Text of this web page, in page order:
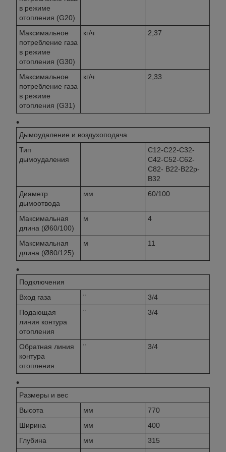
в режиме
отопления (G20)
Максимальное
потребление газа
в режиме
отопления (G30)
кг/ч 2,37
Максимальное
потребление газа
в режиме
отопления (G31)
кг/ч 2,33
Дымоудаление и воздухоподача
Тип
дымоудаления
C12-C22-C32-
C42-C52-C62-
C82- B22-B22p-
B32
Диаметр
дымоотвода
мм 60/100
Максимальная
длина (Ø60/100)
м 4
Максимальная
длина (Ø80/125)
м 11
Подключения
Вход газа
"
3/4
Подающая
линия контура
отопления
" 3/4
Обратная линия
контура
отопления
" 3/4
Размеры и вес
Высота
мм
770
Ширина
мм
400
Глубина
мм
315